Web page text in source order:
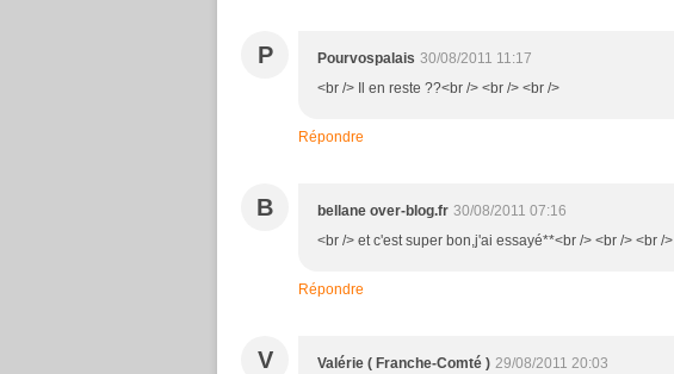
P Pourvospalais 30/08/2011 11:17
<br /> Il en reste ??<br /> <br /> <br />
Répondre
B bellane over-blog.fr 30/08/2011 07:16
<br /> et c'est super bon,j'ai essayé**<br /> <br /> <br />
Répondre
V Valérie ( Franche-Comté ) 29/08/2011 20:03